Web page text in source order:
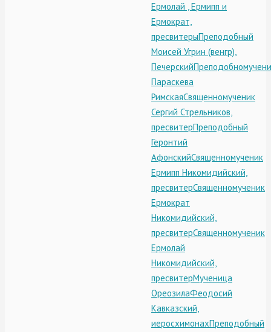
Ермолай , Ермипп и
Ермократ,
пресвитерыПреподобный
Моисей Угрин (венгр),
Печерский
Параскева
РимскаяСвященномученик
Сергий Стрельников,
пресвитерПреподобный
Геронтий
АфонскийСвященномученик
Ермипп Никомидийский,
пресвитерСвященномученик
Ермократ
Никомидийский,
пресвитерСвященномученик
Ермолай
Никомидийский,
пресвитерМученица
ОреозилаФеодосий
Кавказский,
иеросхимонахПреподобный